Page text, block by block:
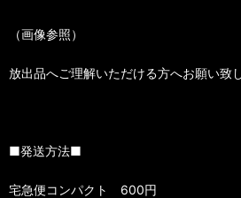
（画像参照）
放出品へご理解いただける方へお願い致
■発送方法■
宅急便コンパクト 600円